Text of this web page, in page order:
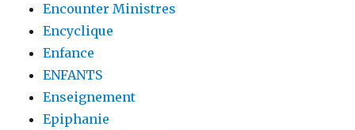
Encounter Ministres
Encyclique
Enfance
ENFANTS
Enseignement
Epiphanie